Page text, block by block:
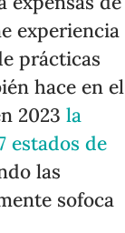
experiencia
prácticas
hace en el
2023la
estados de
las
sofoca